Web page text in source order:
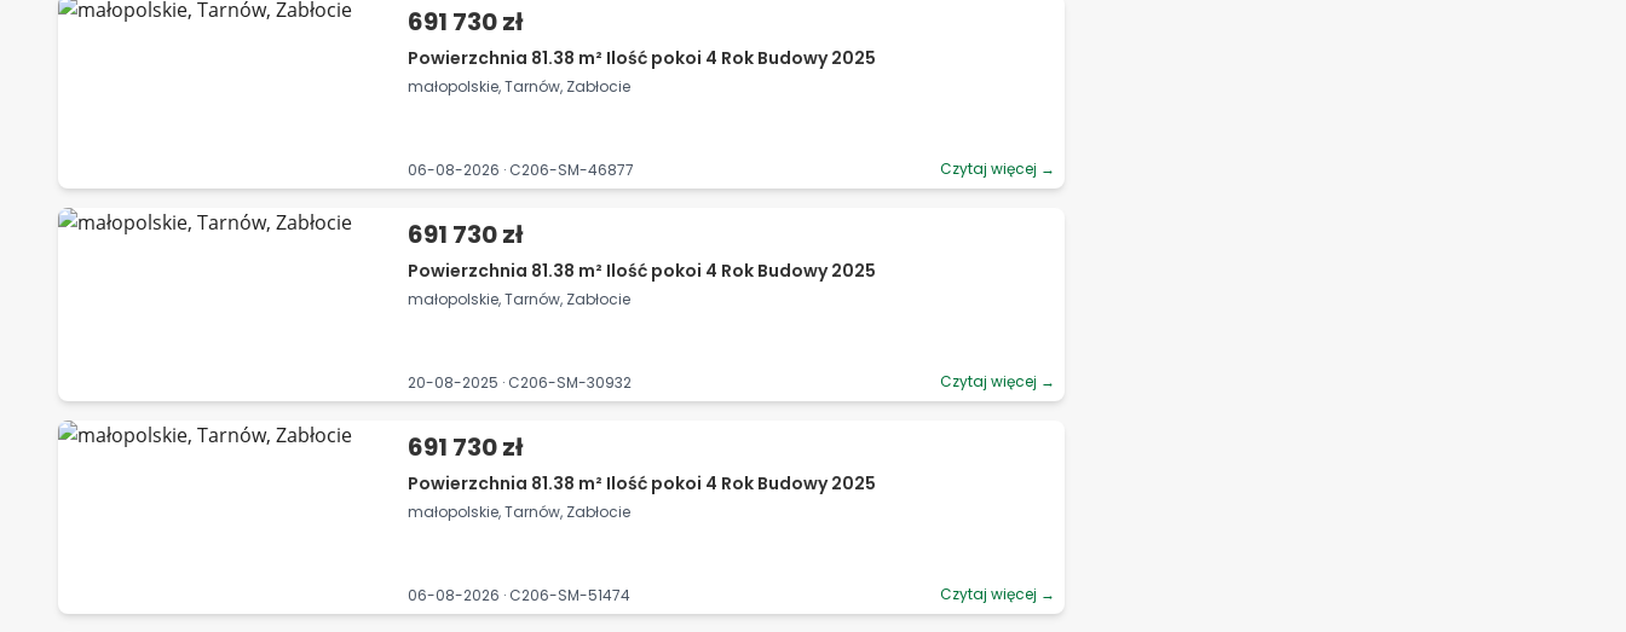
691 730 zł
Powierzchnia 81.38 m² Ilość pokoi 4 Rok Budowy 2025
małopolskie, Tarnów, Zabłocie
06-08-2026 · C206-SM-46877 Czytaj więcej →
691 730 zł
Powierzchnia 81.38 m² Ilość pokoi 4 Rok Budowy 2025
małopolskie, Tarnów, Zabłocie
20-08-2025 · C206-SM-30932 Czytaj więcej →
691 730 zł
Powierzchnia 81.38 m² Ilość pokoi 4 Rok Budowy 2025
małopolskie, Tarnów, Zabłocie
06-08-2026 · C206-SM-51474 Czytaj więcej →